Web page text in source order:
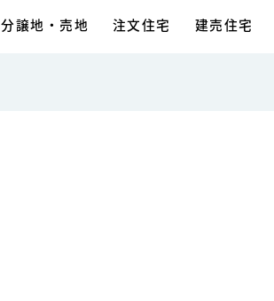
分譲地・売地 注文住宅 建売住宅